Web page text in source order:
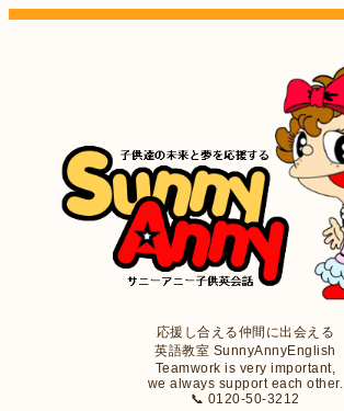
応援し合える仲間に出会える
英語教室 SunnyAnnyEnglish
Teamwork is very important,
we always support each other.
📞 0120-50-3212